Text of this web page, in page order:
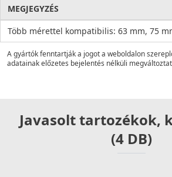
MEGJEGYZÉS
Több mérettel kompatibilis: 63 mm, 75
A gyártók fenntartják a jogot a weboldalon
adatainak előzetes bejelentés nélküli
Javasolt tartozékok,
(4 DB)